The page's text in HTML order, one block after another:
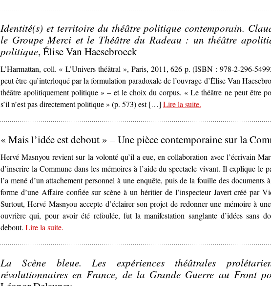
Identité(s) et territoire du théâtre politique contemporain.
le Groupe Merci et le Théâtre du Radeau : un théâtre
politique, Élise Van Haesebroeck
L’Harmattan, coll. « L’Univers théâtral », Paris, 2011, 626 p. (ISBN : 978-2-296-
peut être qu’interloqué par la formulation paradoxale de l’ouvrage d’Élise Van
théâtre apolitiquement politique » – et le choix du corpus. « Le théâtre ne peut être
s’il n’est pas directement politique » (p. 573) est […] Lire la suite– ‘
.
« Mais l’idée est debout » – Une pièce contemporaine sur la
Hervé Masnyou revient sur la volonté qu’il a eue, en collaboration avec l’écrivain
d’inscrire la Commune dans les mémoires à l’aide du spectacle vivant. Il explique le
l’a mené d’un attachement personnel à une enquête, puis de la fouille des documents
forme d’une Affaire confiée sur scène à un héritier de l’inspecteur Javert créé par
Surtout, Hervé Masnyou accepte d’éclairer son projet de redonner une mémoire à
ouvrière qui, pour avoir été refoulée, fut la manifestation sanglante d’idées sans
debout. Lire la suite– ‘« Mais l’idée est debout » – Une pièce contemporaine sur la
.
La Scène bleue. Les expériences théâtrales
révolutionnaires en France, de la Grande Guerre au Front